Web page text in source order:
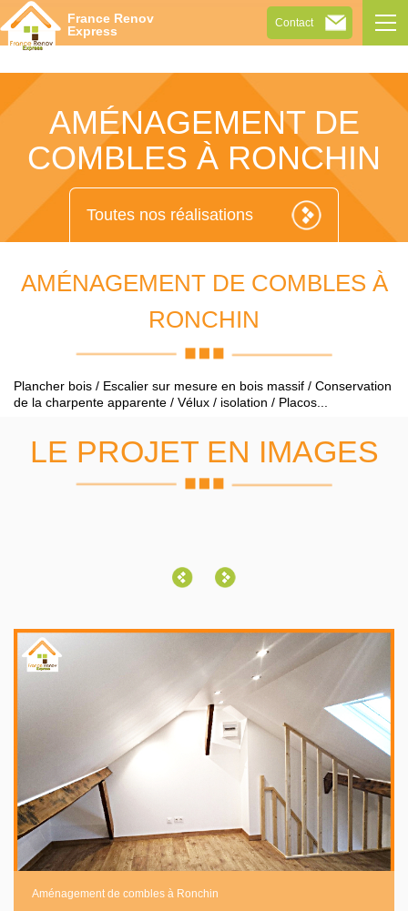
Contact
France Renov
Express
AMÉNAGEMENT DE
COMBLES À RONCHIN
Toutes nos réalisations
AMÉNAGEMENT DE COMBLES À
RONCHIN
Plancher bois / Escalier sur mesure en bois massif / Conservation
de la charpente apparente / Vélux / isolation / Placos...
LE PROJET EN IMAGES
Aménagement de combles à Ronchin